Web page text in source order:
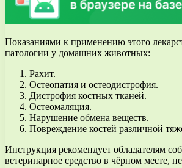
Показаниями к применению этого
патологии у домашних животных:
Рахит.
Остеопатия и остеодистрофия.
Дистрофия костных тканей.
Остеомаляция.
Нарушение обмена веществ.
Повреждение костей различной
Инструкция рекомендует обладателям
ветеринарное средство в чёрном месте,